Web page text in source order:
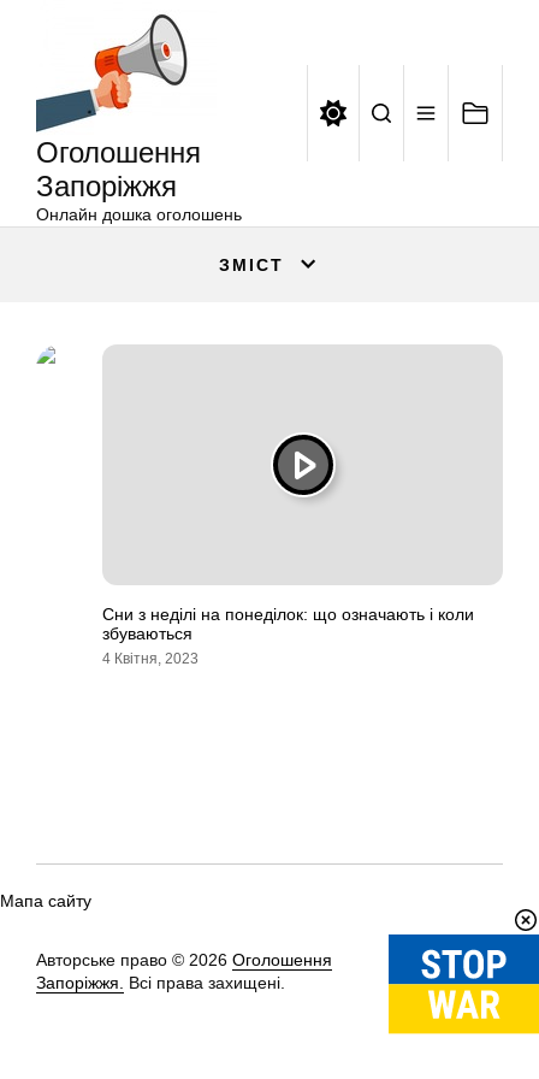
Оголошення
Запоріжжя
Онлайн дошка оголошень
ЗМІСТ
Сни з неділі на понеділок: що означають і коли
збуваються
4 Квітня, 2023
Мапа сайту
Авторське право © 2026 Оголошення
Запоріжжя.
Всі права захищені.
Вгору↑